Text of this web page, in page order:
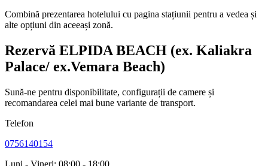
Combină prezentarea hotelului cu pagina stațiunii pentru a vedea și
alte opțiuni din aceeași zonă.
Rezervă ELPIDA BEACH (ex. Kaliakra
Palace/ ex.Vemara Beach)
Sună-ne pentru disponibilitate, configurații de camere și
recomandarea celei mai bune variante de transport.
Telefon
0756140154